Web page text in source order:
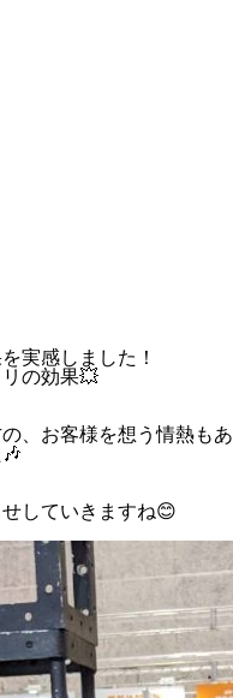
実感しました！
の効果💥
、お客様を想う情熱もあ
していきますね😊